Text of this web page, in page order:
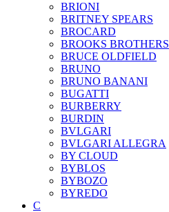
BRIONI
BRITNEY SPEARS
BROCARD
BROOKS BROTHERS
BRUCE OLDFIELD
BRUNO
BRUNO BANANI
BUGATTI
BURBERRY
BURDIN
BVLGARI
BVLGARI ALLEGRA
BY CLOUD
BYBLOS
BYBOZO
BYREDO
C